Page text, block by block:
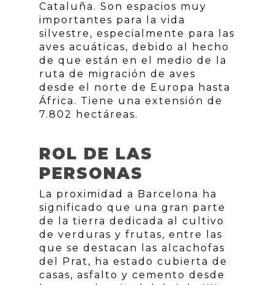
Cataluña. Son espacios muy
importantes para la vida
silvestre, especialmente para las
aves acuáticas, debido al hecho
de que están en el medio de la
ruta de migración de aves
desde el norte de Europa hasta
África. Tiene una extensión de
7.802 hectáreas.
ROL DE LAS
PERSONAS
La proximidad a Barcelona ha
significado que una gran parte
de la tierra dedicada al cultivo
de verduras y frutas, entre las
que se destacan las alcachofas
del Prat, ha estado cubierta de
casas, asfalto y cemento desde